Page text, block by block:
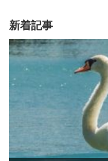
新着記事